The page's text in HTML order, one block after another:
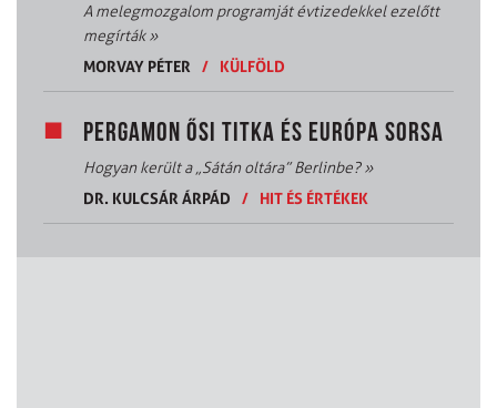
A melegmozgalom programját évtizedekkel ezelőtt
megírták»
MORVAY PÉTER
/ KÜLFÖLD
PERGAMON ŐSI TITKA ÉS EURÓPA SORSA
Hogyan került a „Sátán oltára” Berlinbe?»
DR. KULCSÁR ÁRPÁD
/ HIT ÉS ÉRTÉKEK